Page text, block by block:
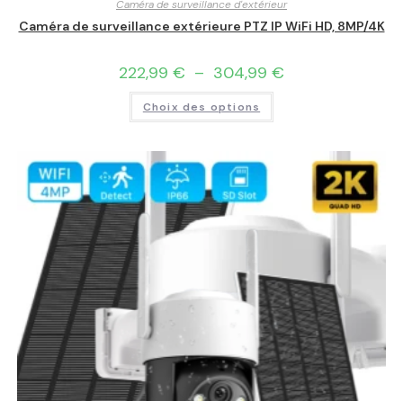
Caméra de surveillance d'extérieur
Caméra de surveillance extérieure PTZ IP WiFi HD, 8MP/4K
222,99 € – 304,99 €
Choix des options